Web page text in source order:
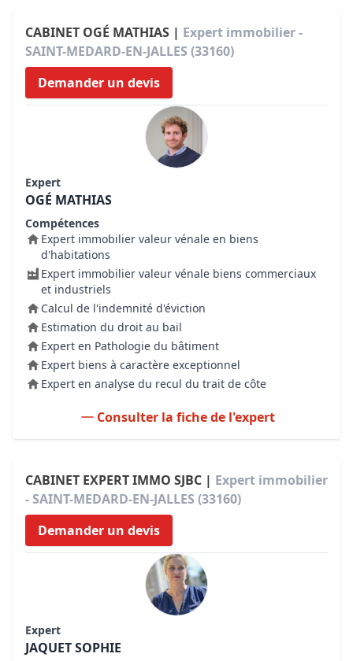
CABINET OGÉ MATHIAS | Expert immobilier -
SAINT-MEDARD-EN-JALLES (33160)
Demander un devis
Expert
OGÉ MATHIAS
Compétences
Expert immobilier valeur vénale en biens
d'habitations
Expert immobilier valeur vénale biens commerciaux
et industriels
Calcul de l'indemnité d'éviction
Estimation du droit au bail
Expert en Pathologie du bâtiment
Expert biens à caractère exceptionnel
Expert en analyse du recul du trait de côte
Consulter la fiche de l'expert
CABINET EXPERT IMMO SJBC | Expert immobilier
- SAINT-MEDARD-EN-JALLES (33160)
Demander un devis
Expert
JAQUET SOPHIE